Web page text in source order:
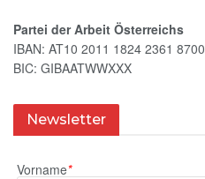
Partei der Arbeit Österreichs
IBAN: AT10 2011 1824 2361 8700
BIC: GIBAATWWXXX
Newsletter
Vorname*